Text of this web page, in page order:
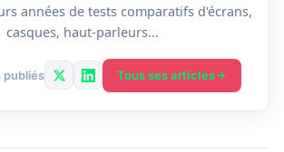
années de tests comparatifs d'écrans,
casques, haut-parleurs...
publiés Tous ses articles